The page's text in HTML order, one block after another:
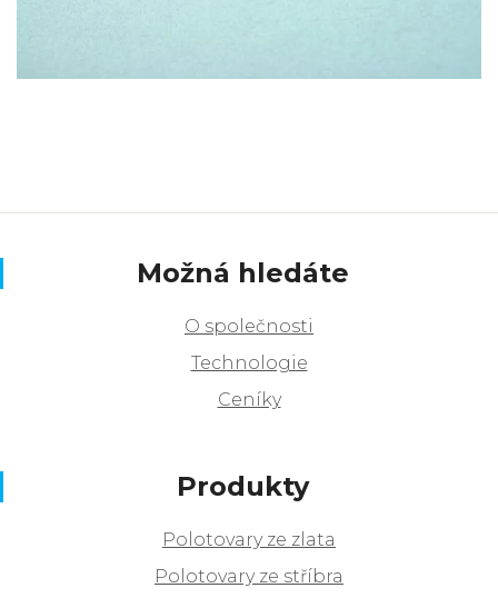
Možná hledáte
O společnosti
Technologie
Ceníky
Produkty
Polotovary ze zlata
Polotovary ze stříbra